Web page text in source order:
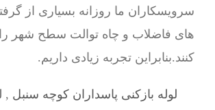
سرویسکاران ما روزانه بسیاری از
های فاضلاب و چاه توالت سطح شهر
کنند.بنابراین تجربه زیادی داریم.
لوله بازکنی پاسداران کوچه سنبل ,